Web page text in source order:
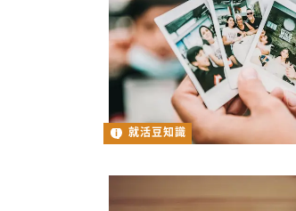
就活豆知識